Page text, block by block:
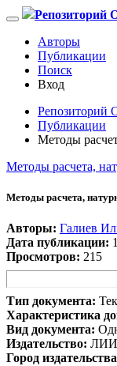
Авторы
Публикации
Поиск
Вход
Публикации
Методы
Методы расчета,
Методы расчета,
Авторы: Галиев
Дата публикации:
Просмотров: 215
Тип документа:
Характеристика
Вид документа:
Издательство:
Город